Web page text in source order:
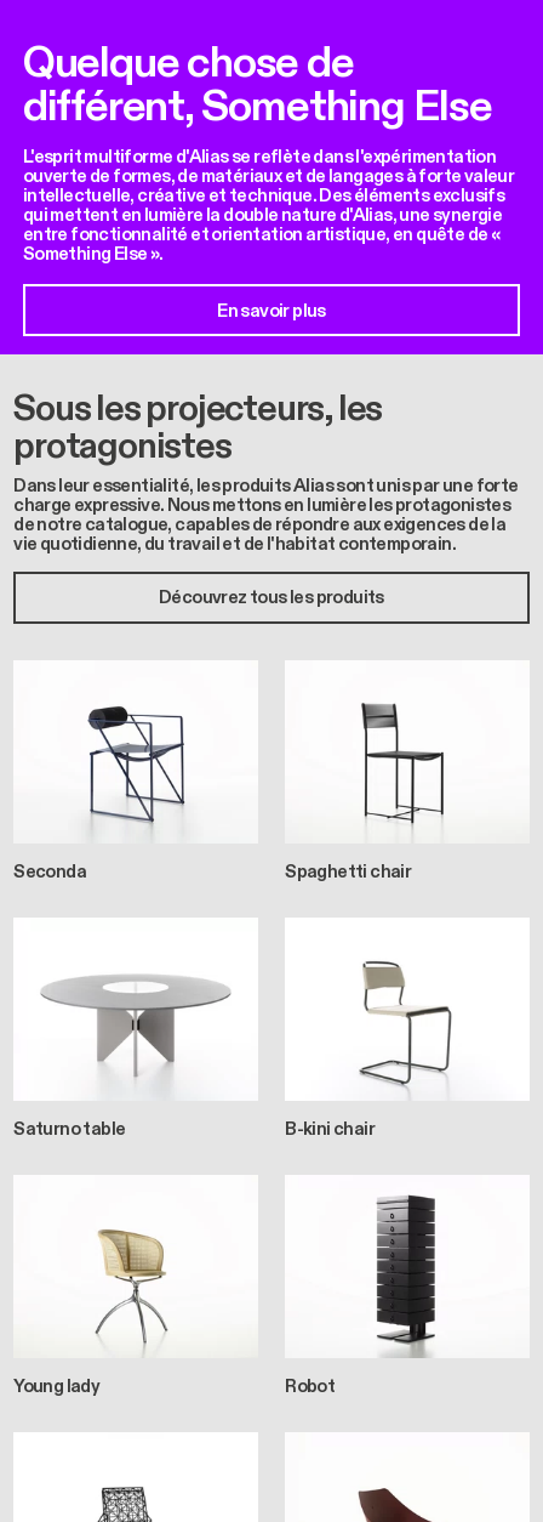
Quelque chose de
différent, Something Else
L'esprit multiforme d'Alias se reflète dans l'expérimentation
ouverte de formes, de matériaux et de langages à forte valeur
intellectuelle, créative et technique. Des éléments exclusifs
qui mettent en lumière la double nature d'Alias, une synergie
entre fonctionnalité et orientation artistique, en quête de «
Something Else ».
En savoir plus
Sous les projecteurs, les
protagonistes
Dans leur essentialité, les produits Alias sont unis par une forte
charge expressive. Nous mettons en lumière les protagonistes
de notre catalogue, capables de répondre aux exigences de la
vie quotidienne, du travail et de l'habitat contemporain.
Découvrez tous les produits
Seconda Spaghetti chair
Saturno table B-kini chair
Young lady Robot